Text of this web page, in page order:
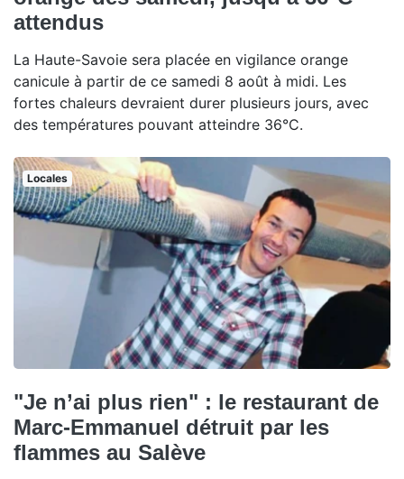
attendus
La Haute-Savoie sera placée en vigilance orange
canicule à partir de ce samedi 8 août à midi. Les
fortes chaleurs devraient durer plusieurs jours, avec
des températures pouvant atteindre 36°C.
Locales
"Je n’ai plus rien" : le restaurant de
Marc-Emmanuel détruit par les
flammes au Salève